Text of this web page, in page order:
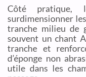
Côté pratique,
surdimensionner
tranche milieu de
souvent un chant
tranche et
d’éponge non
utile dans les